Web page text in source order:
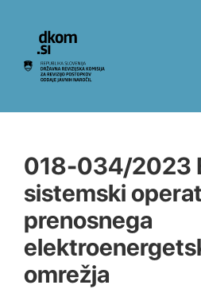
Na vsebino
018-034/2023
sistemski
prenosnega
omrežja